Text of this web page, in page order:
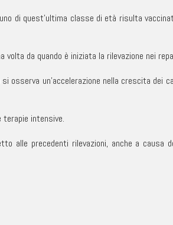
di quest’ultima classe di età risulta
volta da quando è iniziata la rilevazione nei
osserva un’accelerazione nella crescita
intensive.
alle precedenti rilevazioni, anche a